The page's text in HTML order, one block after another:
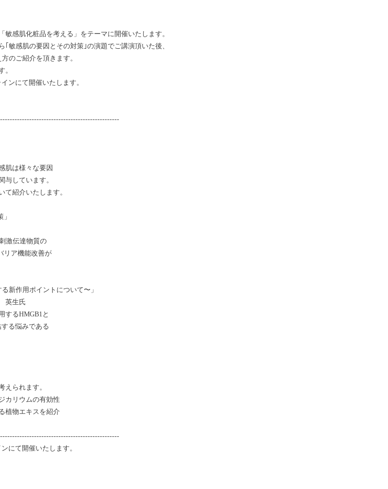
感肌化粧品を考える」をテーマに開催いたします。
肌の要因とその対策｣の演題でご講演頂いた後、
のご紹介を頂きます。
。
ンにて開催いたします。
肌は様々な要因
与しています。
て紹介いたします。
激伝達物質の
リア機能改善が
新作用ポイントについて〜」
英生氏
するHMGB1と
る悩みである
えられます。
カリウムの有効性
植物エキスを紹介
にて開催いたします。